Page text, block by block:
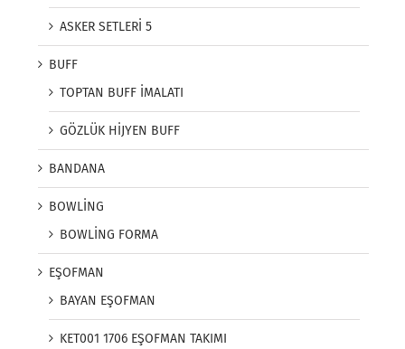
ASKER SETLERİ 5
BUFF
TOPTAN BUFF İMALATI
GÖZLÜK HİJYEN BUFF
BANDANA
BOWLİNG
BOWLİNG FORMA
EŞOFMAN
BAYAN EŞOFMAN
KET001 1706 EŞOFMAN TAKIMI